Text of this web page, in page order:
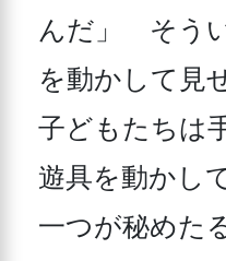
んだ」　そう
を動かして見
子どもたちは
遊具を動かし
一つが秘めた